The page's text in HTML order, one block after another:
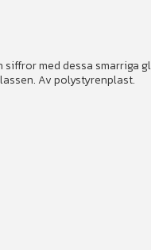
med dessa smarriga
Av polystyrenplast.